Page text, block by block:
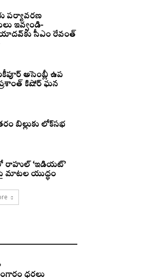
పర్యావరణ
ఇవ్వండి-
సీఎం రేవంత్‌
అసెంబ్లీ ఉప
ప్రశాంత్ కిషోర్ ఘన
బిల్లుకు లోక్‌సభ
రాహుల్ ‘ఇడియట్’
మాటల యుద్ధం
ధరలు